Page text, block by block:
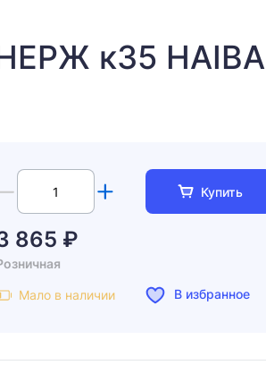
к35 HAIBA
Купить
865 ₽
Мало в наличии В избранное